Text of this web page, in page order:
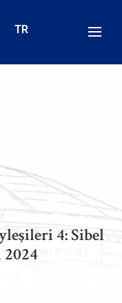
TR
4: Sibel